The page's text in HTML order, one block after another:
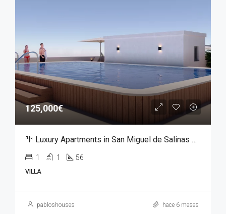
125,000€
🌴 Luxury Apartments in San Miguel de Salinas – From €125,000
1 1 56
VILLA
pabloshouses hace 6 meses